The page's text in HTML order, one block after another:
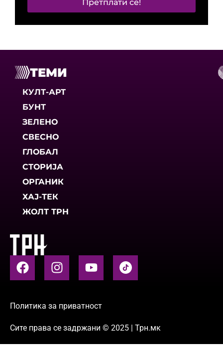
Претплати се!
ТЕМИ
КУЛТ-АРТ
БУНТ
ЗЕЛЕНО
СВЕСНО
ГЛОБАЛ
СТОРИЈА
ОРГАНИК
ХАЈ-ТЕК
ЖОЛТ ТРН
Политика за приватност
Сите права се задржани © 2025 | Трн.мк